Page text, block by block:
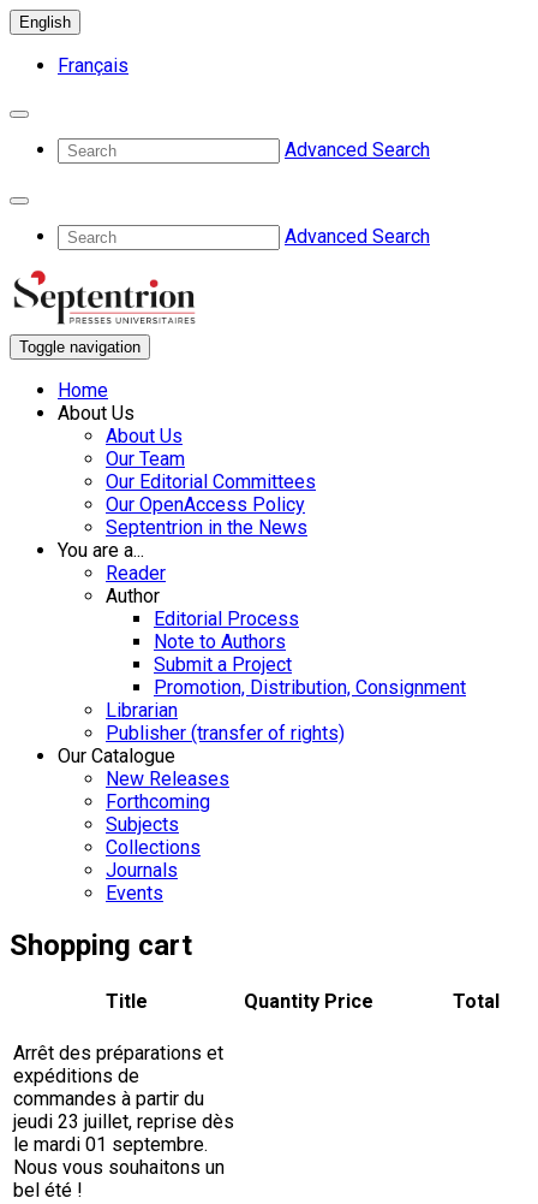
English
Français
Advanced Search
Advanced Search
Toggle navigation
Home
About Us
About Us
Our Team
Our Editorial Committees
Our OpenAccess Policy
Septentrion in the News
You are a...
Reader
Author
Editorial Process
Note to Authors
Submit a Project
Promotion, Distribution, Consignment
Librarian
Publisher (transfer of rights)
Our Catalogue
New Releases
Forthcoming
Subjects
Collections
Journals
Events
Shopping cart
Arrêt des préparations et
expéditions de
commandes à partir du
jeudi 23 juillet, reprise dès
le mardi 01 septembre.
Nous vous souhaitons un
bel été !
Title Quantity Price Total